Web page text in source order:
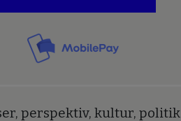
perspektiv, kultur, politik